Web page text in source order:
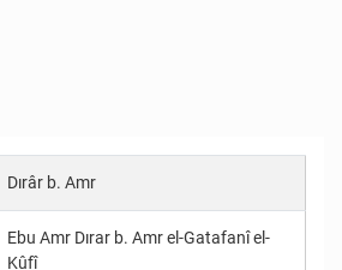
Dırâr b. Amr
Ebu Amr Dırar b. Amr el-Gatafanî el-
Kûfî